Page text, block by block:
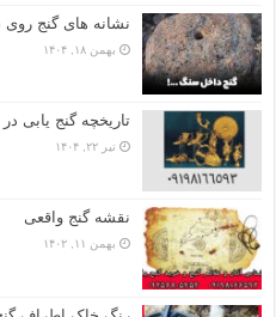
نشانه های گنج
بهمن ۱۸, ۱۴۰۴
تاریخچه گنج‌ یابی
تیر ۲۲, ۱۴۰۴
نقشه گنج واقعی
بهمن ۱۱, ۱۴۰۲